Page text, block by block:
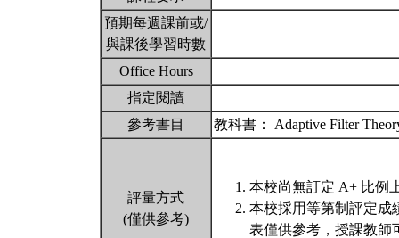
預期每週課前或/
與課後學習時數
Office Hours
指定閱讀
參考書目
教科書： Adaptive Filter
評量方式
(僅供參考)
本校尚無訂定 A+ 比例
本校採用等第制評定成
表僅供參考，授課教師